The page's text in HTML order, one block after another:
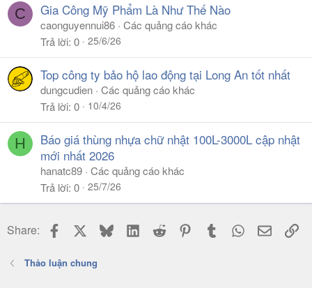
C Gia Công Mỹ Phẩm Là Như Thế Nào
caonguyennui86 Các quảng cáo khác
Trả lời 0 25/6/26
Top công ty bảo hộ lao động tại Long An tốt nhất
dungcudien Các quảng cáo khác
Trả lời 0 10/4/26
H
Báo giá thùng nhựa chữ nhật 100L-3000L cập nhật
mới nhất 2026
hanatc89 Các quảng cáo khác
Trả lời 0 25/7/26
Share: Facebook BlueskyLinkedIn
Reddit PinterestTumblr WhatsApp
Email
Thảo luận chung